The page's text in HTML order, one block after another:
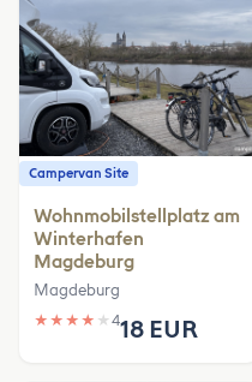
Campervan Site
Wohnmobilstellplatz am
Winterhafen
Magdeburg
Magdeburg
★ ★ ★ ★ ★ 418 EUR